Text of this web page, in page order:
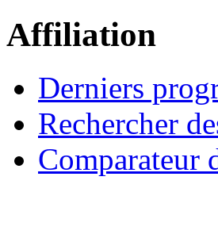
Affiliation
Derniers
Rechercher
Comparateur